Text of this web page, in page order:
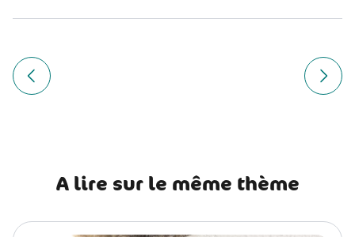
Navigation
de
Article précédent Japanese Bobtail Article
A lire sur le même thème